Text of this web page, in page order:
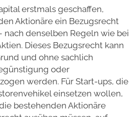
erstmals geschaffen,
Aktionäre ein Bezugsrecht
nach denselben Regeln wie bei
Dieses Bezugsrecht kann
und ohne sachlich
oder
werden. Für Start-ups, die
einsetzen wollen,
bestehenden Aktionäre